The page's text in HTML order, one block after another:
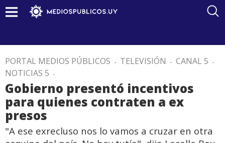
PORTAL MEDIOS PÚBLICOS . TELEVISIÓN . CANAL 5 .
NOTICIAS 5 .
Gobierno presentó incentivos
para quienes contraten a ex
presos
"A ese exrecluso nos lo vamos a cruzar en otra